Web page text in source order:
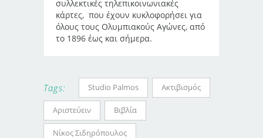
συλλεκτικές τηλεπικοινωνιακές
κάρτες, που έχουν κυκλοφορήσει για
όλους τους Ολυμπιακούς Αγώνες, από
το 1896 έως και σήμερα.
Tags: Studio Palmos Ακτιβισμός
Αριστεύειν Βιβλία
Νίκος Σιδηρόπουλος